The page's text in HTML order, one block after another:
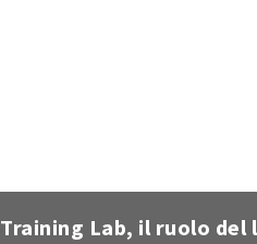
Training Lab, il ruolo